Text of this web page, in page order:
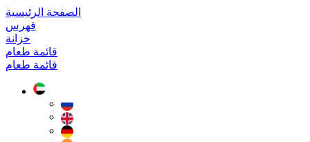
الصفحة الرئيسية
فهرس
خزانة
قائمة طعام
قائمة طعام